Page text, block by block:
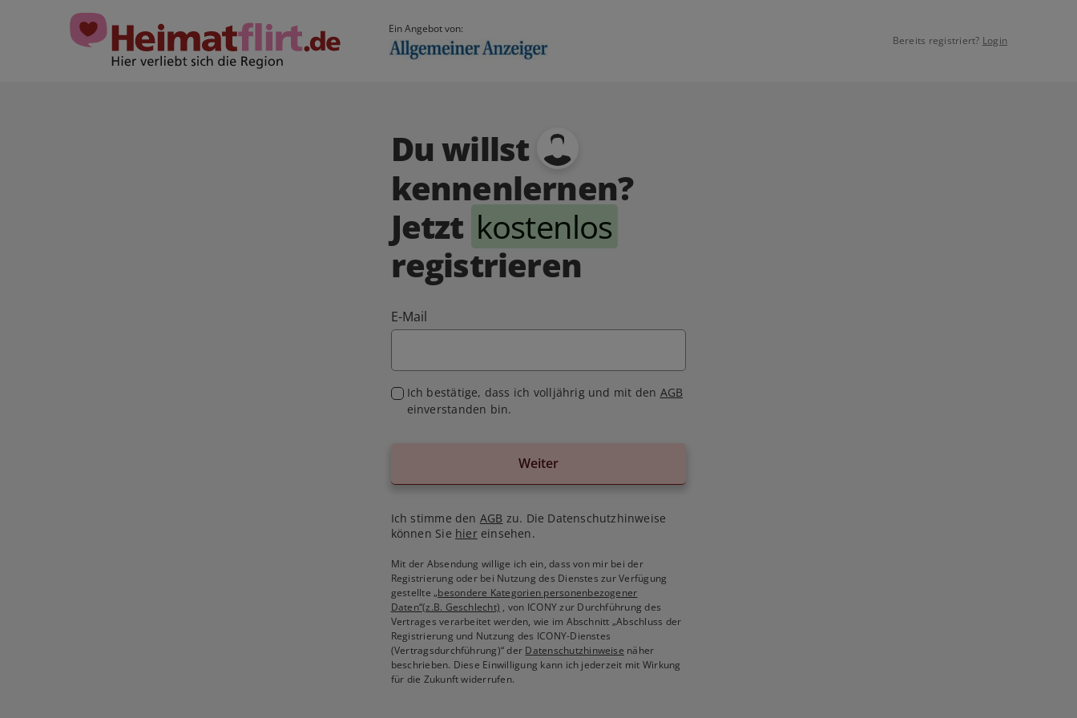
Ein Angebot von:
Bereits registriert? Login
Du willst
kennenlernen?
Jetzt kostenlos
registrieren
E-Mail
Ich bestätige, dass ich volljährig und mit den AGB
einverstanden bin.
Weiter
Ich stimme den AGB zu. Die Datenschutzhinweise
können Sie hiereinsehen.
Mit der Absendung willige ich ein, dass von mir bei der
Registrierung oder bei Nutzung des Dienstes zur Verfügung
gestellte„besondere Kategorien personenbezogener
Daten“(z.B. Geschlecht) , von ICONY zur Durchführung des
Vertrages verarbeitet werden, wie im Abschnitt „Abschluss der
Registrierung und Nutzung des ICONY-Dienstes
(Vertragsdurchführung)“ der Datenschutzhinweise näher
beschrieben. Diese Einwilligung kann ich jederzeit mit Wirkung
für die Zukunft widerrufen.